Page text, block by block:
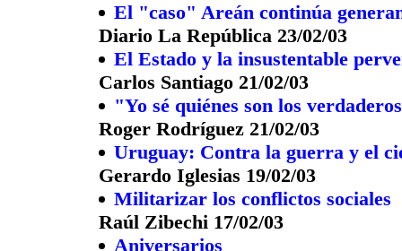
El "caso" Areán continúa
Diario La República 23/02/03
El Estado y la insustentable
Carlos Santiago 21/02/03
"Yo sé quiénes son los
Roger Rodríguez 21/02/03
Uruguay: Contra la guerra y el
Gerardo Iglesias 19/02/03
Militarizar los conflictos sociales
Raúl Zibechi 17/02/03
Aniversarios